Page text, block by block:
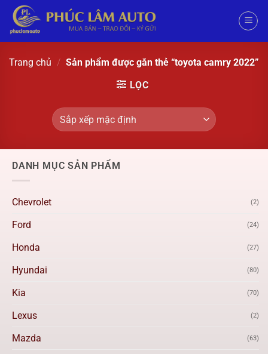
Trang chủ / Sản phẩm được gắn thẻ “toyota camry 2022”
LỌC
DANH MỤC SẢN PHẨM
Chevrolet (2)
Ford (24)
Honda (27)
Hyundai (80)
Kia (70)
Lexus (2)
Mazda (63)